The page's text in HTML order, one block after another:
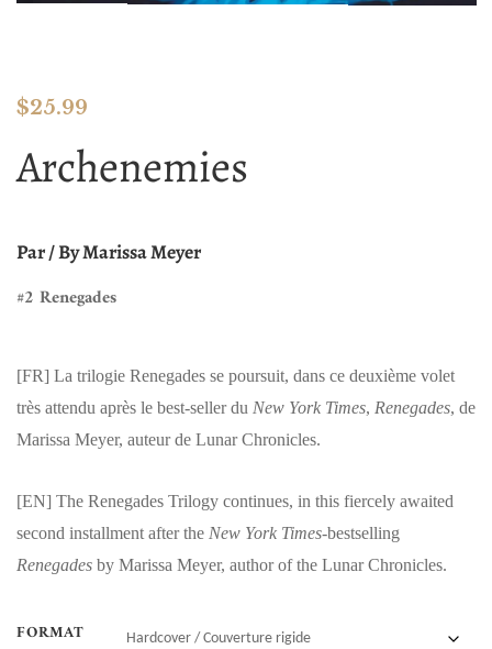
$25.99
Archenemies
Par / ByMarissa Meyer
#2 Renegades
[FR] La trilogie Renegades se poursuit, dans ce deuxième volet
très attendu après le best-seller du New York Times, Renegades, de
Marissa Meyer, auteur de Lunar Chronicles.
[EN] The Renegades Trilogy continues, in this fiercely awaited
second installment after the New York Times-bestselling
Renegades by Marissa Meyer, author of the Lunar Chronicles.
FORMAT